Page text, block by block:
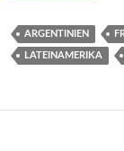
ARGENTINIEN
LATEINAMERIKA